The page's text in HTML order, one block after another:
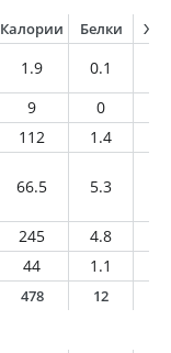
Калории Белки
1.9 0.1
9 0
112 1.4
66.5 5.3
245 4.8
44 1.1
478 12